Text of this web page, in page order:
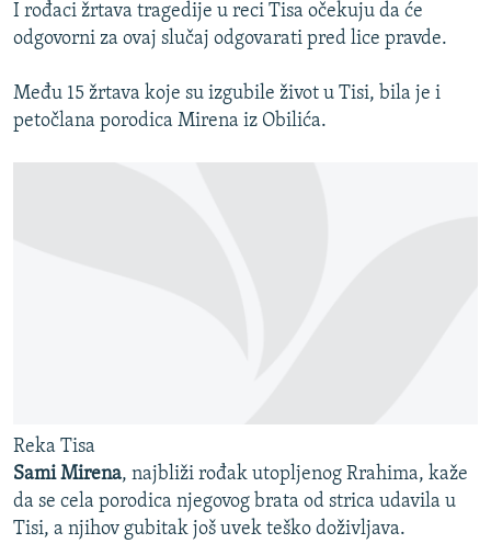
I rođaci žrtava tragedije u reci Tisa očekuju da će
odgovorni za ovaj slučaj odgovarati pred lice pravde.
Među 15 žrtava koje su izgubile život u Tisi, bila je i
petočlana porodica Mirena iz Obilića.
Reka Tisa
Sami Mirena, najbliži rođak utopljenog Rrahima, kaže
da se cela porodica njegovog brata od strica udavila u
Tisi, a njihov gubitak još uvek teško doživljava.